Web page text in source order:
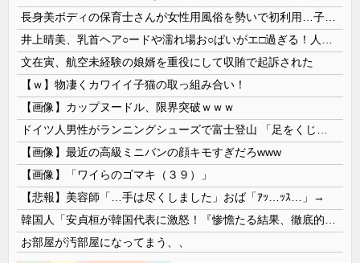
文在寅、航空未経験の娘婿を重役にして収賄で起訴された
【ｗ】物凄くカワイイ子猫の取っ組み合い！
【画像】カップヌードル、限界突破ｗｗｗ
【画像】最近の高級ミニバンの顔キモすぎだろwww
【画像】「ワイらのゴマキ（３９）」
【悲報】美容師「…手は尽くしました」おば「ｱｯ…ｯｽ…」→
お部屋が汚部屋になってまう、、